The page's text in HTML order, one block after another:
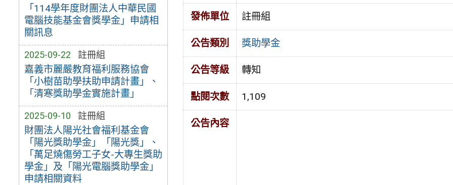
「114學年度財團法人中華民國
電腦技能基金會獎學金」申請相
關訊息
2025-09-22 註冊組
嘉義市麗嚴教育福利服務協會
「小樹苗助學扶助申請計畫」、
「清寒獎助學金實施計畫」
2025-09-10 註冊組
財團法人陽光社會福利基金會
「陽光獎助學金」「陽光獎」、
「萬足燒傷勞工子女-大專生獎助
學金」及「陽光電腦獎助學金」
申請相關資料
發佈單位 註冊組
公告類別 獎助學金
公告等級 轉知
點閱次數 1,109
公告內容